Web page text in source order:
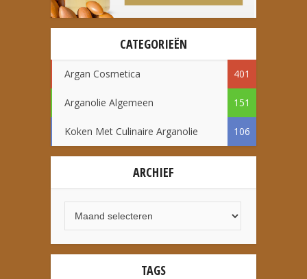
CATEGORIEËN
Argan Cosmetica 401
Arganolie Algemeen 151
Koken Met Culinaire Arganolie 106
ARCHIEF
TAGS